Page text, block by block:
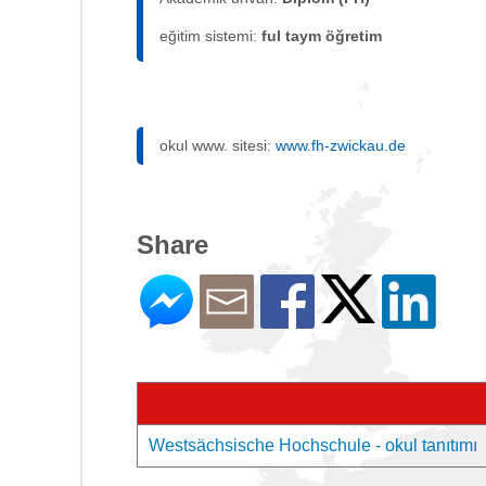
eğitim sistemi: ful taym öğretim
okul www. sitesi: www.fh-zwickau.de
Share
Westsächsische Hochschule - okul tanıtımı